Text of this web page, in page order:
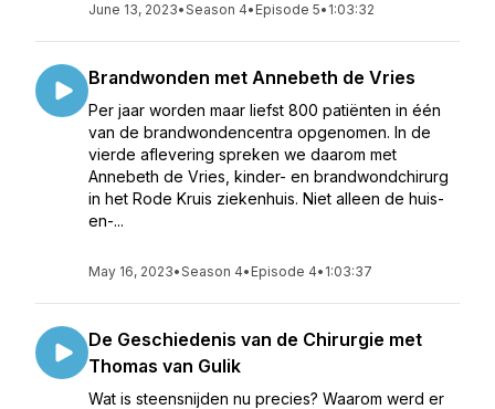
June 13, 2023•Season 4• Episode 5• 1:03:32
Brandwonden met Annebeth de Vries
Per jaar worden maar liefst 800 patiënten in één
van de brandwondencentra opgenomen. In de
vierde aflevering spreken we daarom met
Annebeth de Vries, kinder- en brandwondchirurg
in het Rode Kruis ziekenhuis. Niet alleen de huis-
en-...
May 16, 2023•Season 4• Episode 4• 1:03:37
De Geschiedenis van de Chirurgie met
Thomas van Gulik
Wat is steensnijden nu precies? Waarom werd er